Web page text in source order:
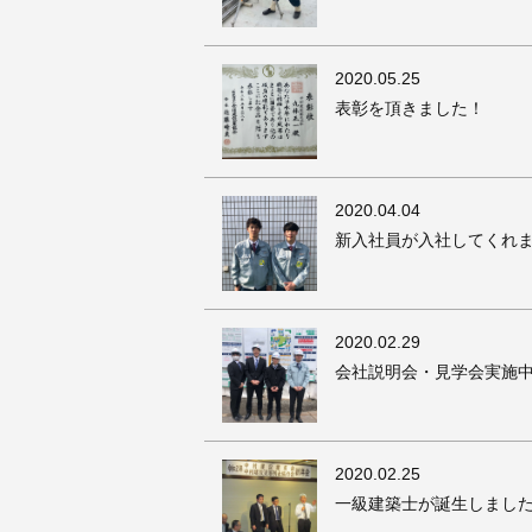
2020 .05.25
表彰を頂きました！
2020 .04.04
新入社員が入社してくれ
2020 .02.29
会社説明会・見学会実施
2020 .02.25
一級建築士が誕生しました